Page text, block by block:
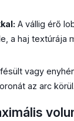
A vállig érő
a haj textúrája
vagy
az arc körül.